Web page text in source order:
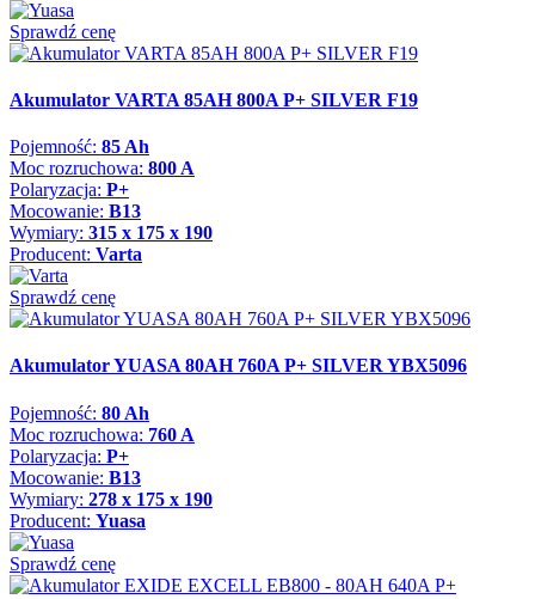
Sprawdź cenę
Akumulator VARTA 85AH 800A P+ SILVER F19
Pojemność: 85 Ah
Moc rozruchowa: 800 A
Polaryzacja: P+
Mocowanie: B13
Wymiary: 315 x 175 x 190
Producent: Varta
Sprawdź cenę
Akumulator YUASA 80AH 760A P+ SILVER YBX5096
Pojemność: 80 Ah
Moc rozruchowa: 760 A
Polaryzacja: P+
Mocowanie: B13
Wymiary: 278 x 175 x 190
Producent: Yuasa
Sprawdź cenę